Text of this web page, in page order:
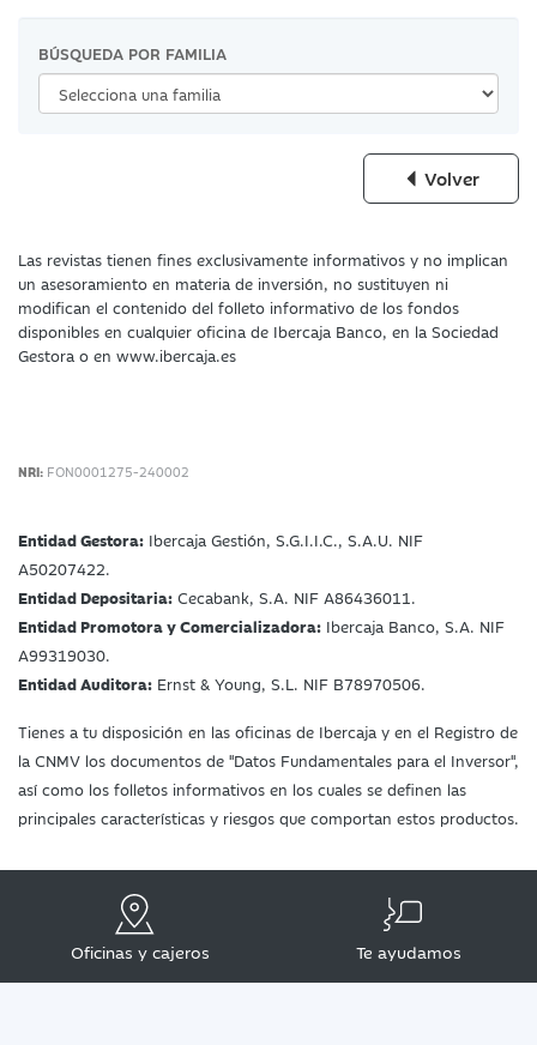
BÚSQUEDA POR FAMILIA
Volver
Las revistas tienen fines exclusivamente informativos y no implican
un asesoramiento en materia de inversión, no sustituyen ni
modifican el contenido del folleto informativo de los fondos
disponibles en cualquier oficina de Ibercaja Banco, en la Sociedad
Gestora o en www.ibercaja.es
NRI: FON0001275-240002
Entidad Gestora: Ibercaja Gestión, S.G.I.I.C., S.A.U. NIF
A50207422.
Entidad Depositaria: Cecabank, S.A. NIF A86436011.
Entidad Promotora y Comercializadora: Ibercaja Banco, S.A. NIF
A99319030.
Entidad Auditora: Ernst & Young, S.L. NIF B78970506.
Tienes a tu disposición en las oficinas de Ibercaja y en el Registro de
la CNMV los documentos de "Datos Fundamentales para el Inversor",
así como los folletos informativos en los cuales se definen las
principales características y riesgos que comportan estos productos.
Oficinas y cajeros Te ayudamos